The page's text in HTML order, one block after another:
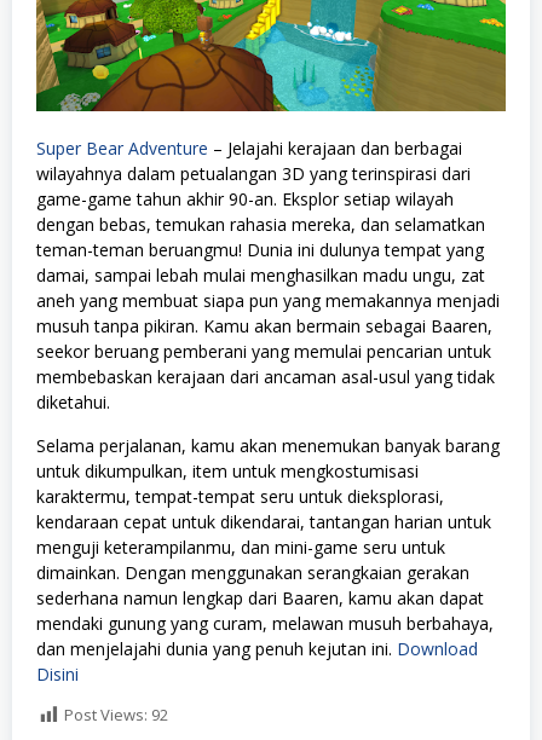
Super Bear Adventure – Jelajahi kerajaan dan berbagai
wilayahnya dalam petualangan 3D yang terinspirasi dari
game-game tahun akhir 90-an. Eksplor setiap wilayah
dengan bebas, temukan rahasia mereka, dan selamatkan
teman-teman beruangmu! Dunia ini dulunya tempat yang
damai, sampai lebah mulai menghasilkan madu ungu, zat
aneh yang membuat siapa pun yang memakannya menjadi
musuh tanpa pikiran. Kamu akan bermain sebagai Baaren,
seekor beruang pemberani yang memulai pencarian untuk
membebaskan kerajaan dari ancaman asal-usul yang tidak
diketahui.
Selama perjalanan, kamu akan menemukan banyak barang
untuk dikumpulkan, item untuk mengkostumisasi
karaktermu, tempat-tempat seru untuk dieksplorasi,
kendaraan cepat untuk dikendarai, tantangan harian untuk
menguji keterampilanmu, dan mini-game seru untuk
dimainkan. Dengan menggunakan serangkaian gerakan
sederhana namun lengkap dari Baaren, kamu akan dapat
mendaki gunung yang curam, melawan musuh berbahaya,
dan menjelajahi dunia yang penuh kejutan ini. Download
Disini
Post Views: 92